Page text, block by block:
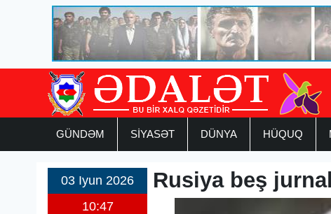
GÜNDƏM SİYASƏT DÜNYA HÜQUQ
03 Iyun 2026
10:47
Rusiya beş